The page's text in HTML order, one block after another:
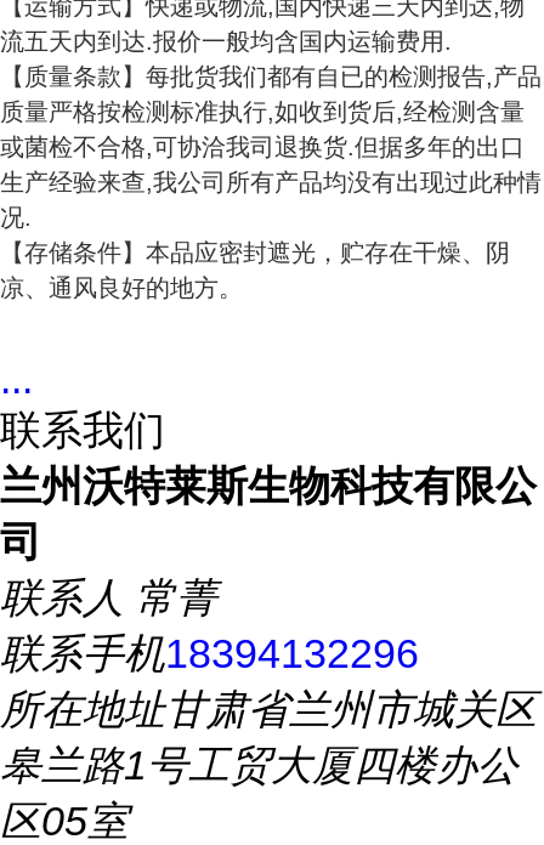
【运输方式】快递或物流,国内快递三天内到达,物
流五天内到达.报价一般均含国内运输费用.
【质量条款】每批货我们都有自已的检测报告,产品
质量严格按检测标准执行,如收到货后,经检测含量
或菌检不合格,可协洽我司退换货.但据多年的出口
生产经验来查,我公司所有产品均没有出现过此种情
况.
【存储条件】本品应密封遮光，贮存在干燥、阴
凉、通风良好的地方。
...
联系我们
兰州沃特莱斯生物科技有限公
司
联系人 常菁
联系手机18394132296
所在地址甘肃省兰州市城关区
皋兰路1号工贸大厦四楼办公
区05室